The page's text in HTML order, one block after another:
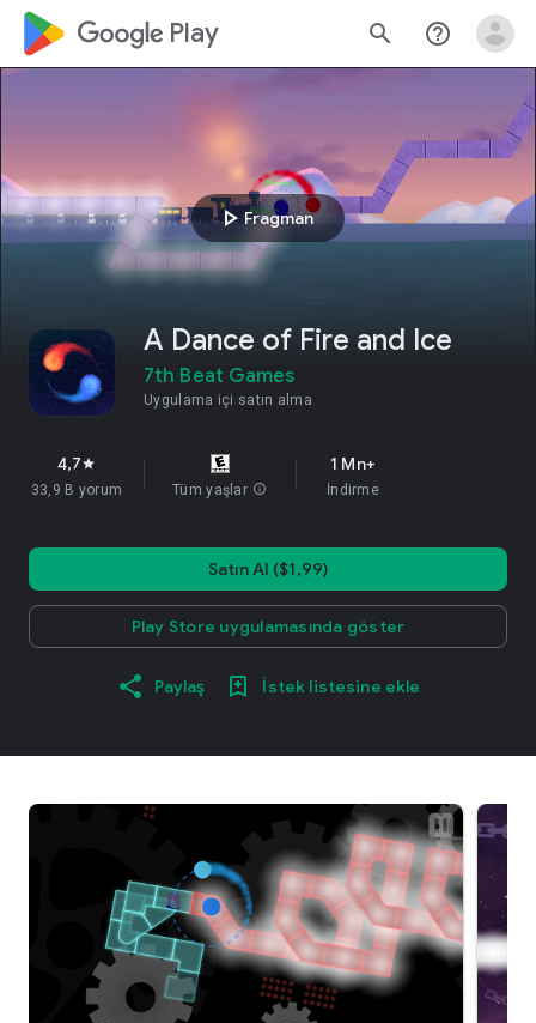
google_logo Play search help_outline
play_arrowFragman
A Dance of Fire and Ice
7th Beat Games
Uygulama içi satın alma
4,7star
33,9 B yorum Tüm yaşlar info
1 Mn+
İndirme
Satın Al ($1,99)
Play Store uygulamasında göster
Paylaş İstek listesine ekle